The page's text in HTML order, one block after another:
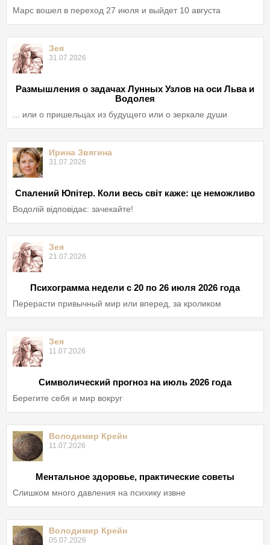
Марс вошел в переход 27 июля и выйдет 10 августа
Зея
31.07.2026
Размышления о задачах Лунных Узлов на оси Льва и
Водолея
... или о пришельцах из будущего или о зеркале души
Ирина Звягина
31.07.2026
Спалений Юпітер. Коли весь світ каже: це неможливо
Водолій відповідає: зачекайте!
Зея
21.07.2026
Психограмма недели с 20 по 26 июля 2026 года
Перерасти привычный мир или вперед, за кроликом
Зея
11.07.2026
Символический прогноз на июль 2026 года
Берегите себя и мир вокруг
Володимир Крейн
11.07.2026
Ментальное здоровье, практические советы
Слишком много давления на психику извне
Володимир Крейн
05.07.2026